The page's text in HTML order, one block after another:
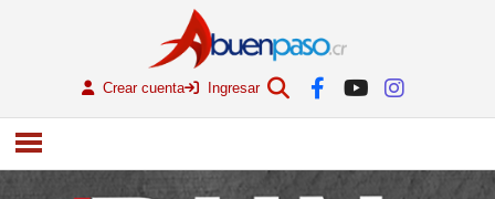
Crear cuenta Ingresar